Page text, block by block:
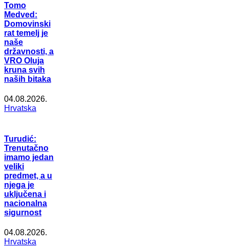
Tomo
Medved:
Domovinski
rat temelj je
naše
državnosti, a
VRO Oluja
kruna svih
naših bitaka
04.08.2026.
Hrvatska
Turudić:
Trenutačno
imamo jedan
veliki
predmet, a u
njega je
uključena i
nacionalna
sigurnost
04.08.2026.
Hrvatska